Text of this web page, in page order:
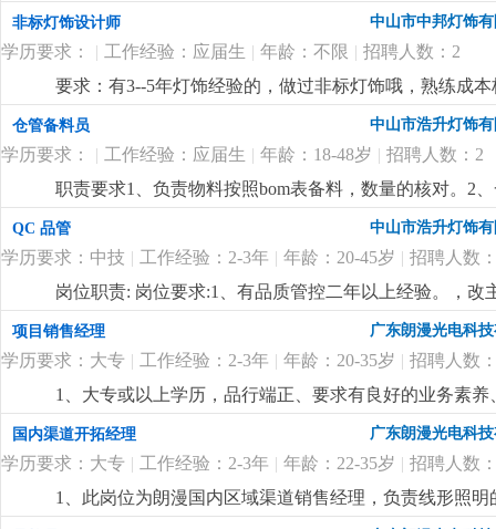
非标灯饰设计师 中山市中邦灯饰
学历要求： | 工作经验：应届生 | 年龄：不限 | 招聘人数：2
要求：有3--5年灯饰经验的，做过非标灯饰哦，熟练成本
仓管备料员 中山市浩升灯饰
学历要求： | 工作经验：应届生 | 年龄：18-48岁 | 招聘人数：2
职责要求1、负责物料按照bom表备料，数量的核对。2
QC 品管 中山市浩升灯饰
学历要求：中技 | 工作经验：2-3年 | 年龄：20-45岁 | 招聘人数
岗位职责: 岗位要求:1、有品质管控二年以上经验。，
施。2、具有责任心。3、听从上级布置下的任务。更详
项目销售经理 广东朗漫光电科
学历要求：大专 | 工作经验：2-3年 | 年龄：20-35岁 | 招聘人数
1、大专或以上学历，品行端正、要求有良好的业务素
明行业有做过工程项目销售或渠道拓展一年以上工作经
表达能力，能听从安排适应出差。4、优秀应届毕业生
合的有识之士加入。 更详细
国内渠道开拓经理 广东朗漫光电科
学历要求：大专 | 工作经验：2-3年 | 年龄：22-35岁 | 招聘人数
1、此岗位为朗漫国内区域渠道销售经理，负责线形照
灯带、商业照明等相关行业销售经验的优先录用，在其